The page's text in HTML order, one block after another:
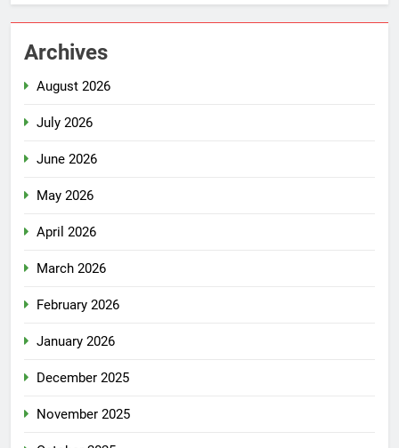
Archives
August 2026
July 2026
June 2026
May 2026
April 2026
March 2026
February 2026
January 2026
December 2025
November 2025